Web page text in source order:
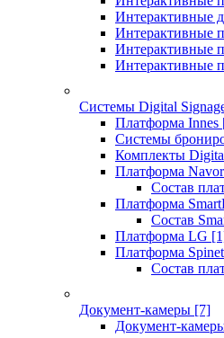
Интерактивные
Интерактивные
Интерактивные
Интерактивные
Системы Digital
Платформа Innes
Системы
Комплекты
Платформа
Состав
Платформа
Состав
Платформа LG
Платформа
Состав
Документ-камеры [7]
Документ-